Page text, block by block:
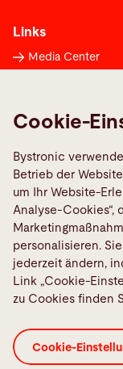
Links
Media Center
Social Media
AEB Bystronic
BySoft CAM
Cookie-
Bystronic
Betrieb der
um Ihr Website-
Analyse-Cookies“,
personalisieren.
jederzeit ändern,
Link „Cookie-
zu Cookies finden
Cookie-